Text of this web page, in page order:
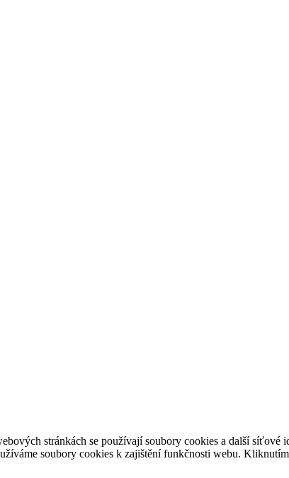
stránkách se používají soubory cookies a další
soubory cookies k zajištění funkčnosti webu.